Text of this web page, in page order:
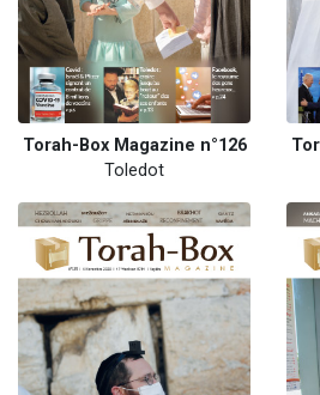
Torah-Box Magazine n°126
Toledot